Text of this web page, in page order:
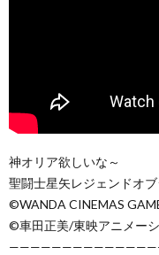
神オリア欲しいな～
聖闘士星矢レジェンドオ
©️WANDA CINEMAS
©️車田正美/東映アニメー